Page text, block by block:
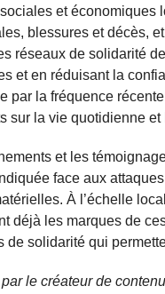
et
blessures et décès,
réseaux de solidarité
et en réduisant la
par la fréquence
sur la vie quotidienne
et les
face aux
À l’échelle
déjà les marques de
de solidarité qui
le créateur de